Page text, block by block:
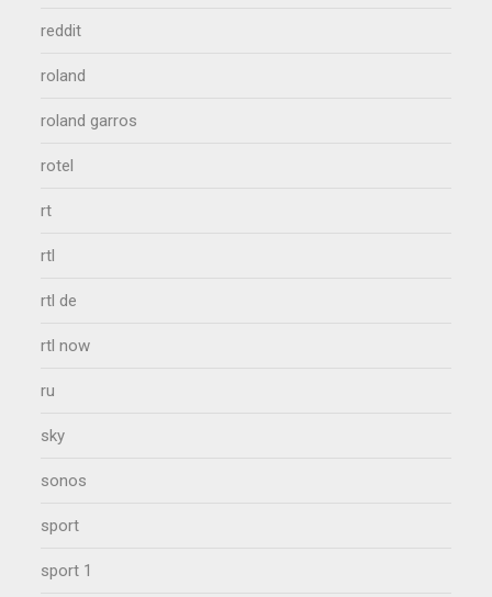
reddit
roland
roland garros
rotel
rt
rtl
rtl de
rtl now
ru
sky
sonos
sport
sport 1